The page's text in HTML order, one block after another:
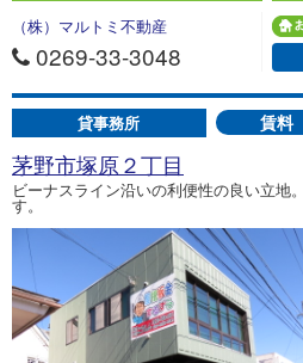
（株）マルトミ不動産
0269-33-3048
貸事務所 賃料
茅野市塚原２丁目
ビーナスライン沿いの利便性の良い立地
す。